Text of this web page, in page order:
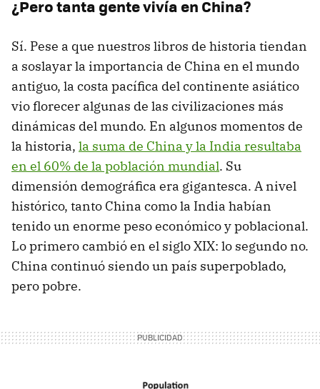
¿Pero tanta gente vivía en China?
Sí. Pese a que nuestros libros de historia tiendan
a soslayar la importancia de China en el mundo
antiguo, la costa pacífica del continente asiático
vio florecer algunas de las civilizaciones más
dinámicas del mundo. En algunos momentos de
la historia, la suma de China y la India resultaba
en el 60% de la población mundial. Su
dimensión demográfica era gigantesca. A nivel
histórico, tanto China como la India habían
tenido un enorme peso económico y poblacional.
Lo primero cambió en el siglo XIX: lo segundo no.
China continuó siendo un país superpoblado,
pero pobre.